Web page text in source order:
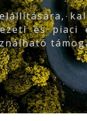
és piaci